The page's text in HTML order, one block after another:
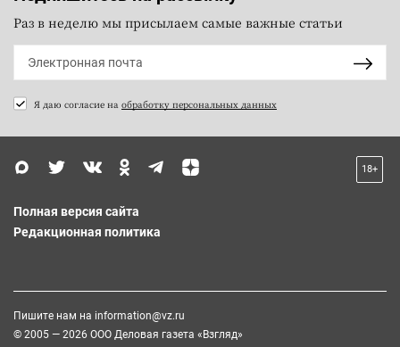
Раз в неделю мы присылаем самые важные статьи
Я даю согласие на обработку персональных данных
18+
Полная версия сайта
Редакционная политика
Пишите нам на information@vz.ru
© 2005 — 2026 ООО Деловая газета «Взгляд»